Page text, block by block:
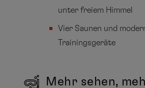
unter freiem Himmel
Vier Saunen und
Trainingsgeräte
Mehr sehen,